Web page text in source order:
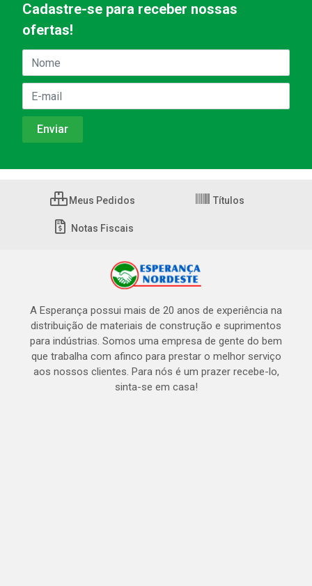
Cadastre-se para receber nossas
ofertas!
Meus Pedidos Títulos
Notas Fiscais
A Esperança possui mais de 20 anos de experiência na
distribuição de materiais de construção e suprimentos
para indústrias. Somos uma empresa de gente do bem
que trabalha com afinco para prestar o melhor serviço
aos nossos clientes. Para nós é um prazer recebe-lo,
sinta-se em casa!